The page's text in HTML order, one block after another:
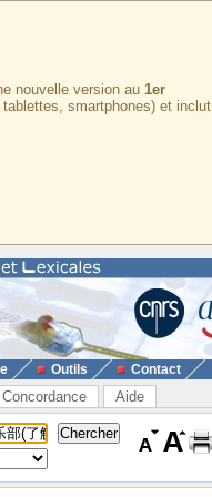
nouvelle version au 1er
smartphones) et inclut
Outils Contact
Concordance Aide